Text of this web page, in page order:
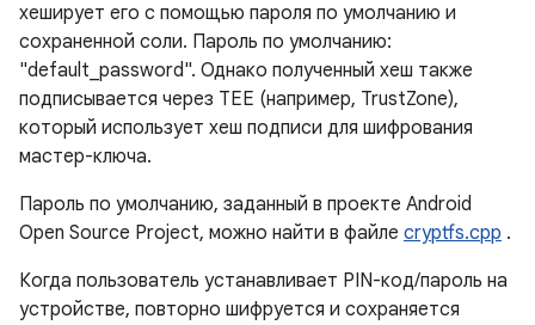
хеширует его с помощью пароля по умолчанию и
сохраненной соли. Пароль по умолчанию:
"default_password". Однако полученный хеш также
подписывается через TEE (например, TrustZone),
который использует хеш подписи для шифрования
мастер-ключа.
Пароль по умолчанию, заданный в проекте Android
Open Source Project, можно найти в файле cryptfs.cpp .
Когда пользователь устанавливает PIN-код/пароль на
устройстве, повторно шифруется и сохраняется